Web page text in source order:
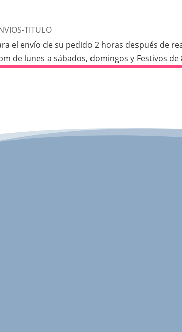
el envío de su pedido 2 horas después de
de lunes a sábados, domingos y Festivos de